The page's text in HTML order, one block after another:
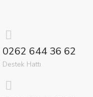
0262 644 36 62
Destek Hattı